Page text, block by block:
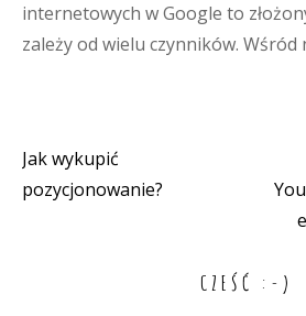
internetowych w Google to
zależy od wielu czynników. Wśród
Nawigacja
Jak wykupić
pozycjonowanie?
CZEŚĆ :-)